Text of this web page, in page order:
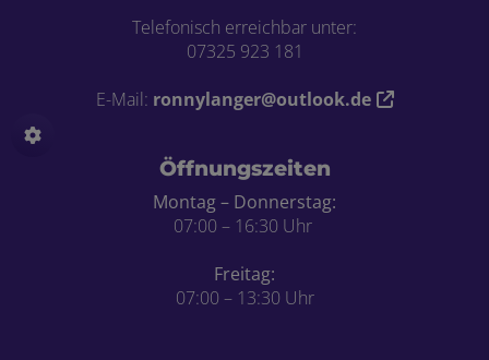
Telefonisch erreichbar unter:
07325 923 181
E-Mail: ronnylanger@outlook.de
Öffnungszeiten
Montag – Donnerstag:
07:00 – 16:30 Uhr
Freitag:
07:00 – 13:30 Uhr